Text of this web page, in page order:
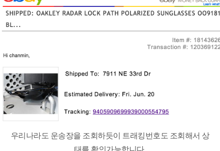
우리나라도 운송장을 조회하듯이 트래킹번호도 조회해서 상
태를 확인가능합니다.